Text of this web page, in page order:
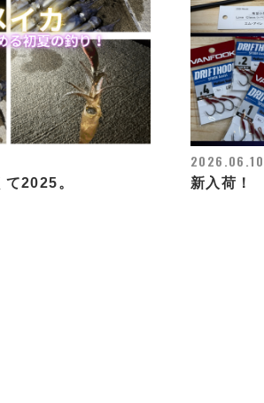
2025。
2026.06.10
新入荷！